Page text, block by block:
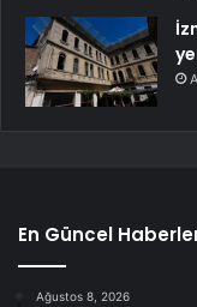
En Güncel
Ağustos 8, 2026